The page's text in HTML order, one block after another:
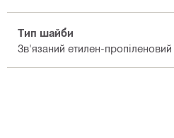
Тип шайби
Зв'язаний етилен-пропіленовий